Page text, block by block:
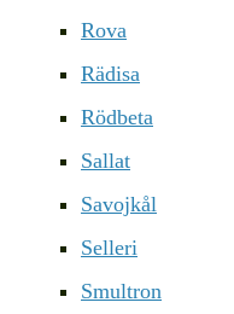
Rova
Rädisa
Rödbeta
Sallat
Savojkål
Selleri
Smultron